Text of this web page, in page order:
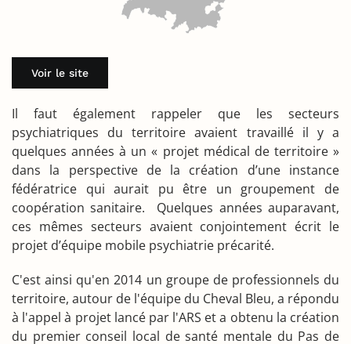
Voir le site
Il faut également rappeler que les secteurs
psychiatriques du territoire avaient travaillé il y a
quelques années à un « projet médical de territoire »
dans la perspective de la création d’une instance
fédératrice qui aurait pu être un groupement de
coopération sanitaire. Quelques années auparavant,
ces mêmes secteurs avaient conjointement écrit le
projet d’équipe mobile psychiatrie précarité.
C'est ainsi qu'en 2014 un groupe de professionnels du
territoire, autour de l'équipe du Cheval Bleu, a répondu
à l'appel à projet lancé par l'ARS et a obtenu la création
du premier conseil local de santé mentale du Pas de